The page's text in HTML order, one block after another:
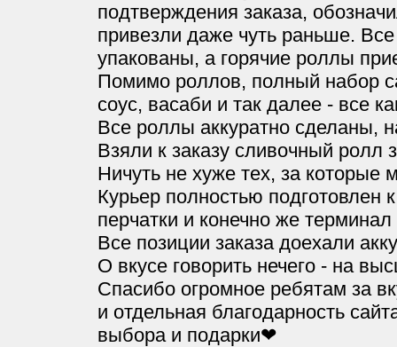
подтверждения заказа,
привезли даже чуть раньше.
упакованы, а горячие роллы
Помимо роллов, полный набор
соус, васаби и так далее - все
Все роллы аккуратно сделаны,
Взяли к заказу сливочный ролл
Ничуть не хуже тех, за которые
Курьер полностью подготовлен
перчатки и конечно же терминал
Все позиции заказа доехали
О вкусе говорить нечего - на
Спасибо огромное ребятам за
и отдельная благодарность
выбора и подарки❤